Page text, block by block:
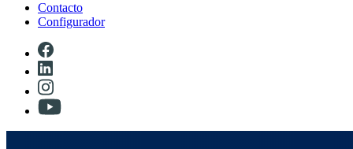
Contacto
Configurador